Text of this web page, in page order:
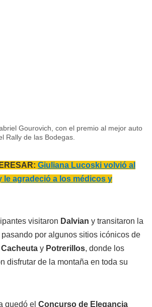
Gourovich, con el premio al mejor auto
Rally de las Bodegas.
Giuliana Lucoski volvió al
le agradeció a los médicos y
visitaron Dalvian y transitaron la
por algunos sitios icónicos de
Cacheuta y Potrerillos, donde los
disfrutar de la montaña en toda su
quedó el Concurso de Elegancia